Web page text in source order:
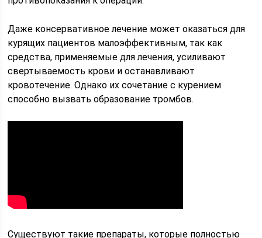
Даже консервативное лечение может оказаться для
курящих пациентов малоэффективным, так как
средства, применяемые для лечения, усиливают
свертываемость крови и останавливают
кровотечение. Однако их сочетание с курением
способно вызвать образование тромбов.
Существуют такие препараты, которые полностью